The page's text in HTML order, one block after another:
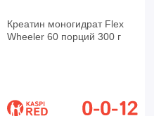
Креатин моногидрат Flex
Wheeler 60 порций 300 г